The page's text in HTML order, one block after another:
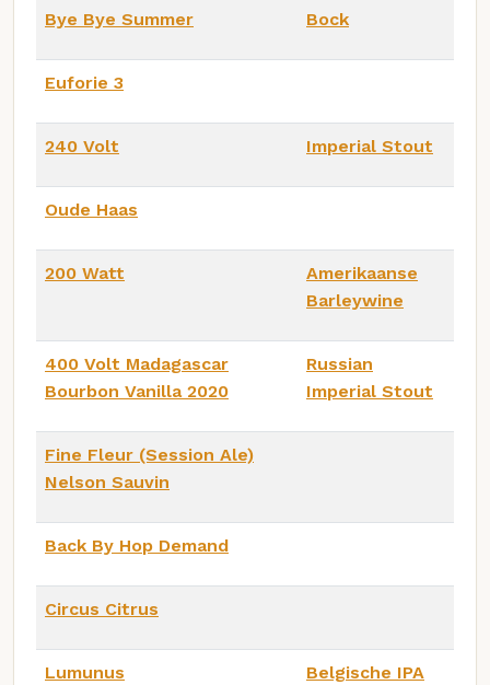
Bye Bye Summer Bock
Euforie 3
240 Volt Imperial Stout
Oude Haas
200 Watt
Amerikaanse
Barleywine
400 Volt Madagascar
Bourbon Vanilla 2020
Russian
Imperial Stout
Fine Fleur (Session Ale)
Nelson Sauvin
Back By Hop Demand
Circus Citrus
Lumunus Belgische IPA